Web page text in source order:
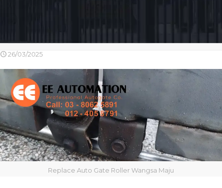
26/03/2025
Replace Auto Gate Roller Wangsa Maju